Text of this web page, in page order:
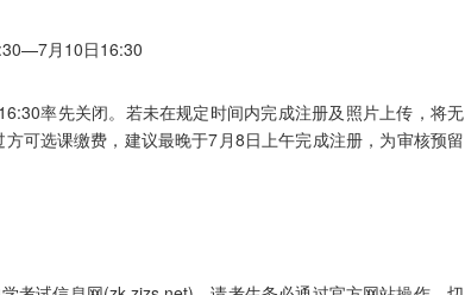
月10日16:30
率先关闭。若未在规定时间内完成注册及照片上传，将无
可选课缴费，建议最晚于7月8日上午完成注册，为审核预留